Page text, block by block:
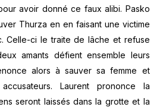
avoir donné ce faux alibi. Pasko
Thurza en en faisant une victime
Celle-ci le traite de lâche et refuse
amants défient ensemble leurs
alors à sauver sa femme et
Laurent prononce la
seront laissés dans la grotte et la